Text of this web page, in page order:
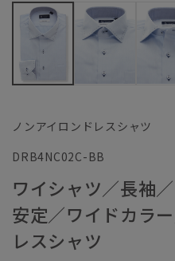
ノンアイロンドレスシャツ
DRB4NC02C-BB
ワイシャツ／長袖
安定／ワイドカラ
レスシャツ